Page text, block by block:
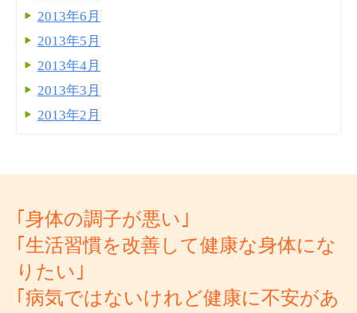
2013年6月
2013年5月
2013年4月
2013年3月
2013年2月
｢身体の調子が悪い｣
｢生活習慣を改善して健康な身体にな
りたい｣
｢病気ではないけれど健康に不安があ